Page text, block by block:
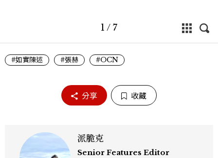
1 / 7
#如實陳述 #張赫 #OCN
分享 收藏
派脆克
Senior Features Editor